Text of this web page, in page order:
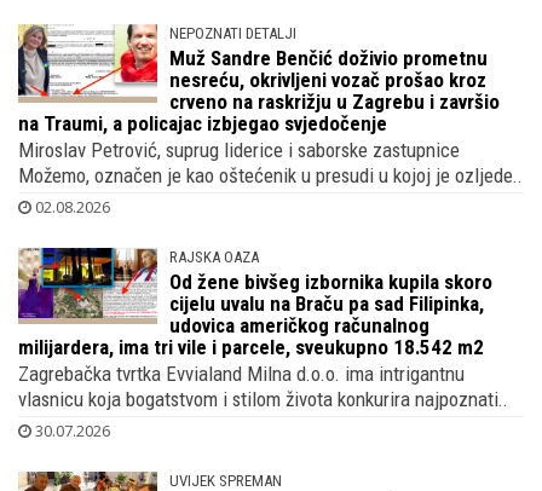
NEPOZNATI DETALJI
Muž Sandre Benčić doživio prometnu
nesreću, okrivljeni vozač prošao kroz
crveno na raskrižju u Zagrebu i završio
na Traumi, a policajac izbjegao svjedočenje
Miroslav Petrović, suprug liderice i saborske zastupnice
Možemo, označen je kao oštećenik u presudi u kojoj je ozljede..
02.08.2026
RAJSKA OAZA
Od žene bivšeg izbornika kupila skoro
cijelu uvalu na Braču pa sad Filipinka,
udovica američkog računalnog
milijardera, ima tri vile i parcele, sveukupno 18.542 m2
Zagrebačka tvrtka Evvialand Milna d.o.o. ima intrigantnu
vlasnicu koja bogatstvom i stilom života konkurira najpoznati..
30.07.2026
UVIJEK SPREMAN